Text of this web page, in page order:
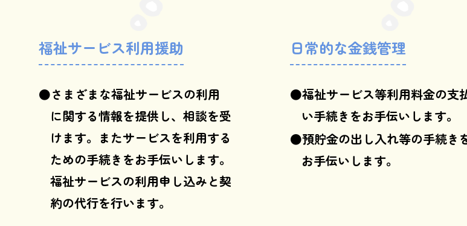
福祉サービス利用援助
さまざまな福祉サービスの利用
に関する情報を提供し、相談を受
けます。またサービスを利用する
ための手続きをお手伝いします。
福祉サービスの利用申し込みと契
約の代行を行います。
日常的な金銭管理
福祉サービス等利用料金の支
い手続きをお手伝いします。
預貯金の出し入れ等の手続き
お手伝いします。